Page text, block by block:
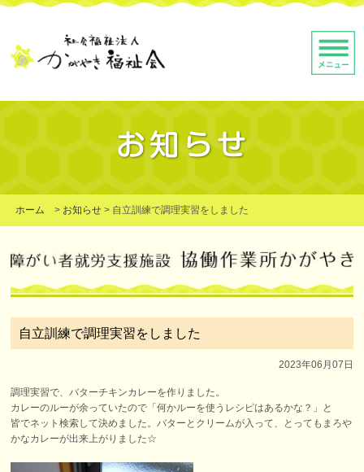
ホーム > お知らせ> 自立訓練で調理実習をしました
自立訓練で調理実習をしました
2023年06月07日
調理実習で、バターチキンカレーを作りました。
カレーのルーが余っていたので「何かルーを使うレシピはあるかな？」と
皆でネット検索して決めました。バターとクリームが入って、とってもまろや
かなカレーが出来上がりました☆